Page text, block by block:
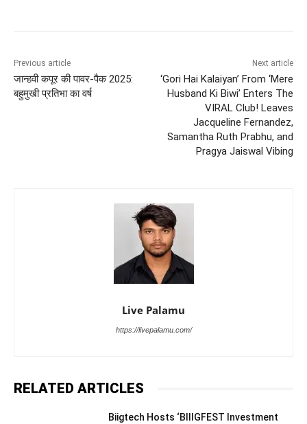
Previous article
जान्हवी कपूर की पावर-पैक 2025:
बहुमुखी प्रतिभा का वर्ष
Next article
‘Gori Hai Kalaiyan’ From ‘Mere
Husband Ki Biwi’ Enters The
VIRAL Club! Leaves
Jacqueline Fernandez,
Samantha Ruth Prabhu, and
Pragya Jaiswal Vibing
Live Palamu
https://livepalamu.com/
RELATED ARTICLES
Biigtech Hosts ‘BIIIGFEST Investment